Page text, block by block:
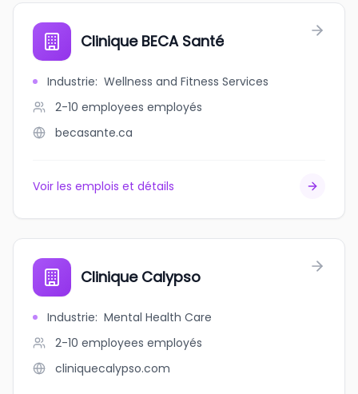
Clinique BECA Santé
Industrie: Wellness and Fitness Services
2-10 employees employés
becasante.ca
Voir les emplois et détails
Clinique Calypso
Industrie: Mental Health Care
2-10 employees employés
cliniquecalypso.com